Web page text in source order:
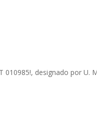
designado por U.